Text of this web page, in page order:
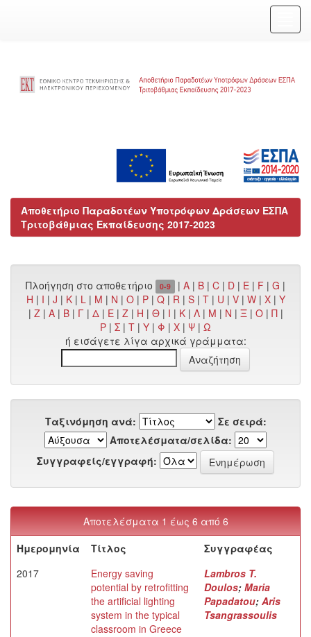
Αποθετήριο Παραδοτέων Υποτρόφων Δράσεων ΕΣΠΑ
Τριτοβάθμιας Εκπαίδευσης 2017-2023
Πλοήγηση στο αποθετήριο 0-9 |A | B |C | D | E | F |G |
H | I | J | K | L | M | N | O | P | Q | R | S | T | U | V | W | X | Y
| Z | Α | Β | Γ | Δ | Ε | Ζ | Η | Θ | Ι | Κ | Λ | Μ | Ν | Ξ | Ο | Π |
Ρ | Σ | Τ | Υ | Φ | Χ | Ψ | Ω
ή εισάγετε λίγα αρχικά γράμματα:
Ταξινόμηση ανά:
Σε σειρά:
Αποτελέσματα/σελίδα:
Συγγραφείς/εγγραφή:
Αποτελέσματα 1 έως 6 από 6
Ημερομηνία
Τίτλος
Συγγραφέας
2017
Energy saving
potential by retrofitting
the artificial lighting
system in the typical
classroom in Greece
Lambros T.
Doulos; Maria
Papadatou; Aris
Tsangrassoulis